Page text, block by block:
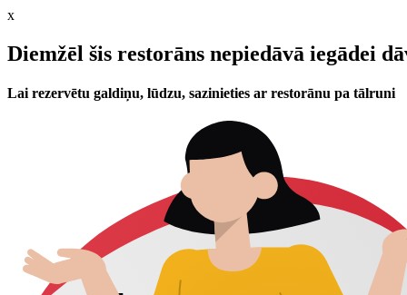
x
Diemžēl šis restorāns nepiedāvā iegādei
Lai rezervētu galdiņu, lūdzu, sazinieties ar restorānu pa tālruni